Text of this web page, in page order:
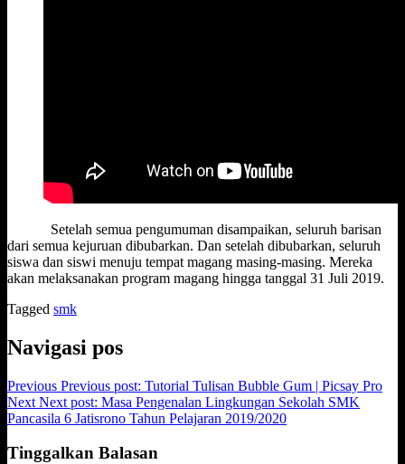
Setelah semua pengumuman disampaikan, seluruh barisan
dari semua kejuruan dibubarkan. Dan setelah dibubarkan, seluruh
siswa dan siswi menuju tempat magang masing-masing. Mereka
akan melaksanakan program magang hingga tanggal 31 Juli 2019.
Tagged smk
Navigasi pos
Previous Previous post: Tutorial Tulisan Bubble Gum | Picsay Pro
Next Next post: Masa Pengenalan Lingkungan Sekolah SMK
Pancasila 6 Jatisrono Tahun Pelajaran 2019/2020
Tinggalkan Balasan